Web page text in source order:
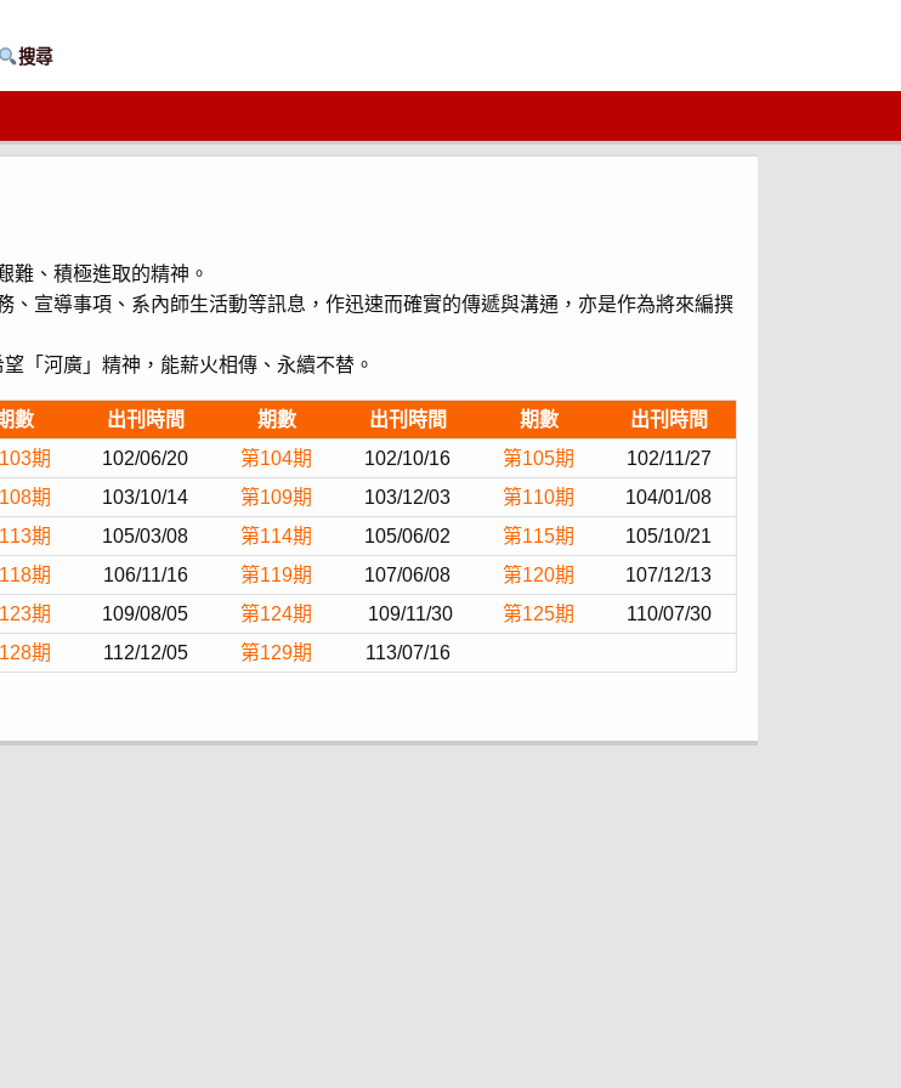
搜尋
難、積極進取的精神。
、宣導事項、系內師生活動等訊息，作迅速而確實的傳遞與溝通，亦是作為將來編撰
「河廣」精神，能薪火相傳、永續不替。
數 出刊時間 期數 出刊時間 期數
出刊時間
期 102/06/20 第104期 102/10/16 第105期
102/11/27
期 103/10/14 第109期 103/12/03 第110期
104/01/08
期 105/03/08 第114期 105/06/02 第115期
105/10/21
期 106/11/16 第119期 107/06/08 第120期
107/12/13
期 109/08/05 第124期 109/11/30 第125期
110/07/30
期 112/12/05 第129期 113/07/16